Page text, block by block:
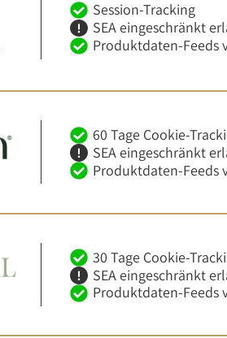
Session-Tracking
SEA eingeschränkt
Produktdaten-Feeds
60 Tage Cookie-
SEA eingeschränkt
Produktdaten-Feeds
30 Tage Cookie-
SEA eingeschränkt
Produktdaten-Feeds